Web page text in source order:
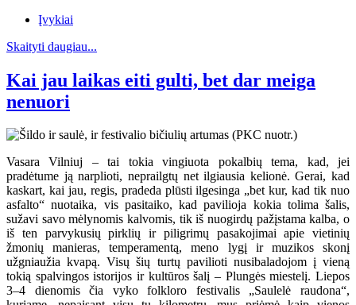
Įvykiai
Skaityti daugiau...
Kai jau laikas eiti gulti, bet dar meiga
nenuori
Vasara Vilniuj – tai tokia vingiuota pokalbių tema, kad, jei
pradėtume ją narplioti, neprailgtų net ilgiausia kelionė. Gerai, kad
kaskart, kai jau, regis, pradeda plūsti ilgesinga „bet kur, kad tik nuo
asfalto“ nuotaika, vis pasitaiko, kad pavilioja kokia tolima šalis,
sužavi savo mėlynomis kalvomis, tik iš nuogirdų pažįstama kalba, o
iš ten parvykusių pirklių ir piligrimų pasakojimai apie vietinių
žmonių manieras, temperamentą, meno lygį ir muzikos skonį
užgniaužia kvapą. Visų šių turtų pavilioti nusibaladojom į vieną
tokią spalvingos istorijos ir kultūros šalį – Plungės miestelį. Liepos
3–4 dienomis čia vyko folkloro festivalis „Saulelė raudona“,